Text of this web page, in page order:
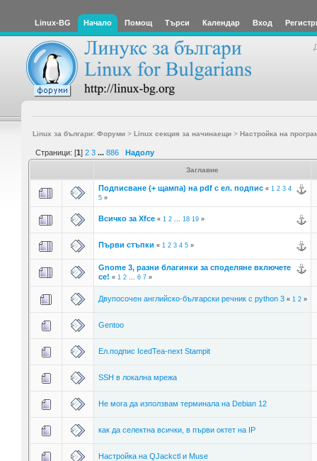
Linux-BG Начало Помощ Търси Календар Вход
Linux за българи: Форуми> Linux секция за начинаещи> Настройка на
Страници: [1] 2 3 ... 886 Надолу
Заглавие
Подписване (+ щампа) на pdf с ел. подпис « 1 2 3 4
5»
Всичко за Xfce « 1 2... 18 19»
Първи стъпки « 1 2 3 4 5»
Gnome 3, разни благинки за споделяне включете
се! « 1 2... 6 7»
Двупосочен английско-български речник с python 3 « 1 2»
Gentoo
Ел.подпис IcedTea-next Stampit
SSH в локална мрежа
Не мога да използвам терминала на Debian 12
как да селектна всички, в първи октет на IP
Настройка на QJackctl и Muse